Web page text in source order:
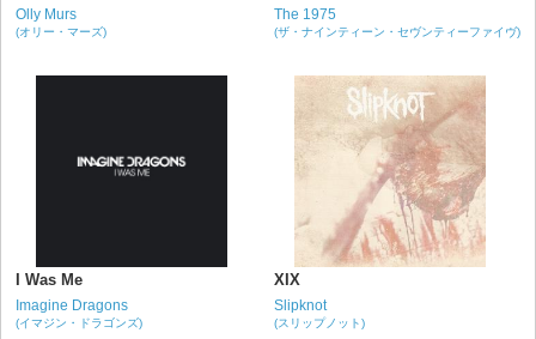
Olly Murs
(オリー・マーズ)
The 1975
(ザ・ナインティーン・セヴンティーファイヴ)
I Was Me
Imagine Dragons
(イマジン・ドラゴンズ)
XIX
Slipknot
(スリップノット)